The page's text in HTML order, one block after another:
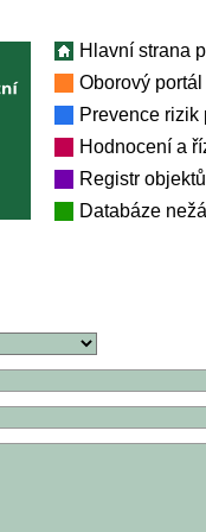
Hlavní strana
Oborový
Prevence rizik
Hodnocení a
Registr
Databáze